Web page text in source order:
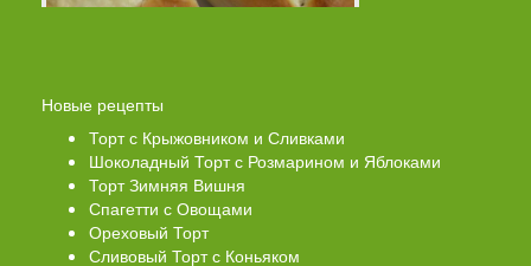
Новые рецепты
Торт с Крыжовником и Сливками
Шоколадный Торт с Розмарином и Яблоками
Торт Зимняя Вишня
Спагетти с Овощами
Ореховый Торт
Сливовый Торт с Коньяком